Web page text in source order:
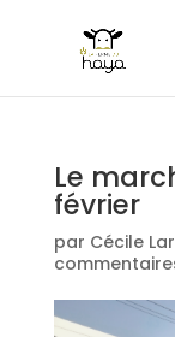
Le
février
par Cécile